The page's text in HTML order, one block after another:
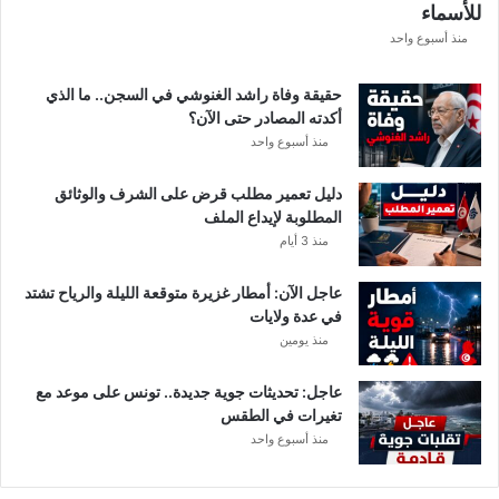
للأسماء
منذ أسبوع واحد
حقيقة وفاة راشد الغنوشي في السجن.. ما الذي
أكدته المصادر حتى الآن؟
منذ أسبوع واحد
دليل تعمير مطلب قرض على الشرف والوثائق
المطلوبة لإيداع الملف
منذ 3 أيام
عاجل الآن: أمطار غزيرة متوقعة الليلة والرياح تشتد
في عدة ولايات
منذ يومين
عاجل: تحديثات جوية جديدة.. تونس على موعد مع
تغيرات في الطقس
منذ أسبوع واحد